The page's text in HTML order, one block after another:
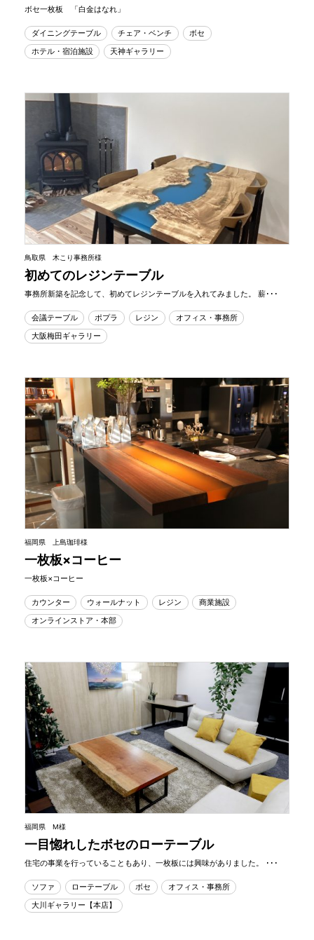
ボセ一枚板 「白金はなれ」
ダイニングテーブル チェア・ベンチ
ボセ
ホテル・宿泊施設
天神ギャラリー
鳥取県 木こり事務所様
初めてのレジンテーブル
事務所新築を記念して、初めてレジンテーブルを入れてみました。 薪･･･
会議テーブル ポプラ レジン
オフィス・事務所
大阪梅田ギャラリー
福岡県 上島珈琲様
一枚板×コーヒー
一枚板×コーヒー
カウンター ウォールナット レジン
商業施設
オンラインストア・本部
福岡県 M様
一目惚れしたボセのローテーブル
住宅の事業を行っていることもあり、一枚板には興味がありました。 ･･･
ソファ ローテーブル ボセ
オフィス・事務所
大川ギャラリー【本店】